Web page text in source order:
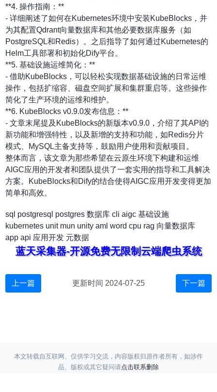
**4. 操作指南：**
- 详细阐述了如何在Kubernetes环境中安装KubeBlocks，并
为其配置Qdrant向量数据库和其他必要数据库服务（如
PostgreSQL和Redis）。之后指导了如何通过Kubernetes的
Helm工具部署和初始化Dify平台。
**5. 基础设施运维简化：**
- 借助KubeBlocks，可以轻松实现数据基础设施的日常运维
操作，包括扩缩容、磁盘空间扩展和集群重启等。这些操作
简化了生产环境的运维和维护。
**6. KubeBlocks v0.9.0发布信息：**
- 文章末尾提及KubeBlocks的新版本v0.9.0，介绍了其API的
新功能和增强特性，以及新增的支持和功能，如Redis分片
模式、MySQL主备支持等，鼓励用户使用和贡献项目。
整体而言，该文章为那些希望在云原生环境下构建和运维
AIGC应用的开发者和团队提供了一套实用的指导和工具解决
方案。KubeBlocks和Dify的结合使得AIGC应用开发变得更加
简单和高效。
sql postgresql postgres 数据库 cli aigc 基础设施
kubernetes unit mun unity aml word cpu rag 向量数据库
app api 应用开发 元数据
蓝天采集器-开源免费无限制云端爬虫系统
上一篇 更新时间 2024-07-25 下一篇
本文转载自互联网、仅供学习交流，内容版权归原作者所有，如涉作
品、版权或其它疑问请点击联系删除